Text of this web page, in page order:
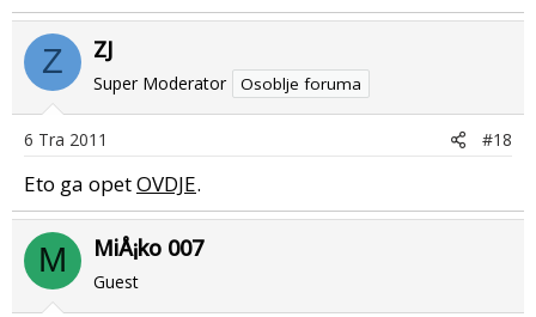
Z ZJ
Super Moderator Osoblje foruma
6 Tra 2011 #18
Eto ga opetOVDJE.
M MiÅ¡ko 007
Guest